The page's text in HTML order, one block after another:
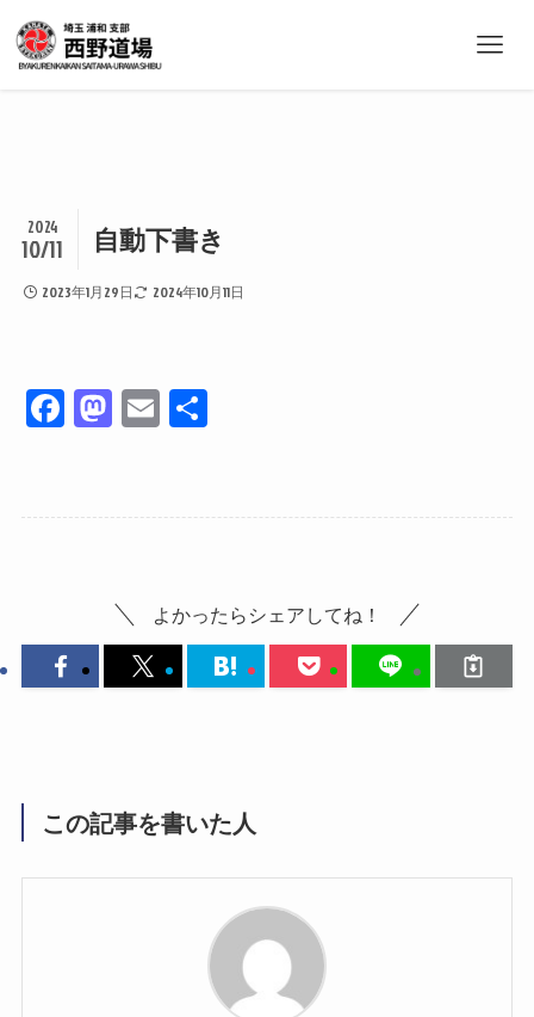
自動下書き
2024
10/11
2023年1月29日 2024年10月11日
Fa
ce
ok
M
as
do
E
m
共
よかったらシェアしてね！
この記事を書いた人